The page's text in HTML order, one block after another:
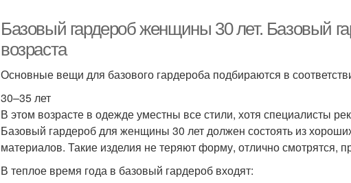
Базовый гардероб женщины 30 лет. Базовый
возраста
Основные вещи для базового гардероба подбираются в
30–35 лет
В этом возрасте в одежде уместны все стили, хотя специалисты
Базовый гардероб для женщины 30 лет должен состоять из
материалов. Такие изделия не теряют форму, отлично смотрятся,
В теплое время года в базовый гардероб входят: